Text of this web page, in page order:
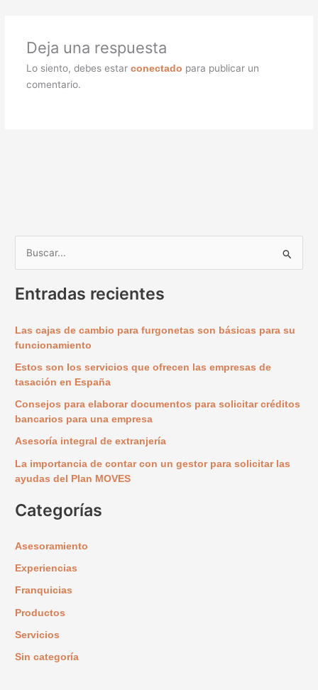
Deja una respuesta
Lo siento, debes estar conectado para publicar un
comentario.
s
a
r
p
r
Entradas recientes
Las cajas de cambio para furgonetas son básicas para su
funcionamiento
Estos son los servicios que ofrecen las empresas de
tasación en España
Consejos para elaborar documentos para solicitar créditos
bancarios para una empresa
Asesoría integral de extranjería
La importancia de contar con un gestor para solicitar las
ayudas del Plan MOVES
Categorías
Asesoramiento
Experiencias
Franquicias
Productos
Servicios
Sin categoría